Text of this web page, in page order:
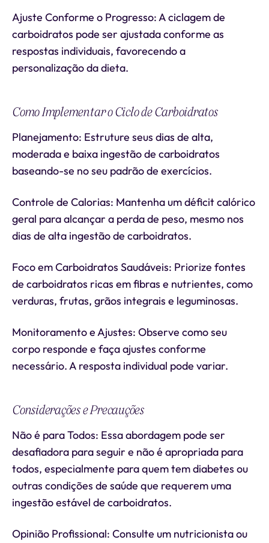
Ajuste Conforme o Progresso: A ciclagem de
carboidratos pode ser ajustada conforme as
respostas individuais, favorecendo a
personalização da dieta.
Como Implementar o Ciclo de Carboidratos
Planejamento: Estruture seus dias de alta,
moderada e baixa ingestão de carboidratos
baseando-se no seu padrão de exercícios.
Controle de Calorias: Mantenha um déficit calórico
geral para alcançar a perda de peso, mesmo nos
dias de alta ingestão de carboidratos.
Foco em Carboidratos Saudáveis: Priorize fontes
de carboidratos ricas em fibras e nutrientes, como
verduras, frutas, grãos integrais e leguminosas.
Monitoramento e Ajustes: Observe como seu
corpo responde e faça ajustes conforme
necessário. A resposta individual pode variar.
Considerações e Precauções
Não é para Todos: Essa abordagem pode ser
desafiadora para seguir e não é apropriada para
todos, especialmente para quem tem diabetes ou
outras condições de saúde que requerem uma
ingestão estável de carboidratos.
Opinião Profissional: Consulte um nutricionista ou